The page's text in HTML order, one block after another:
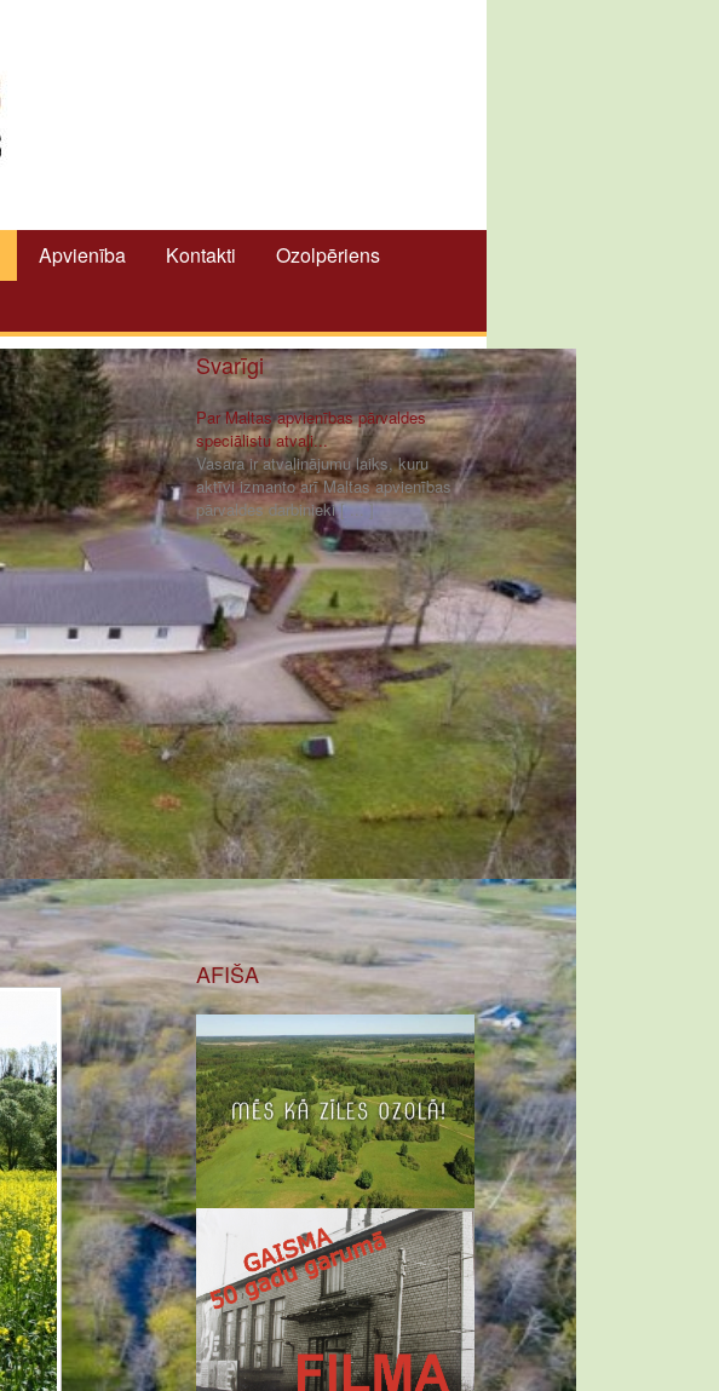
Apvienība Kontakti
Ozolpēriens
Svarīgi
Par Maltas apvienības pārvaldes
speciālistu atvaļi...
Vasara ir atvaļinājumu laiks, kuru
aktīvi izmanto arī Maltas apvienības
pārvaldes darbinieki [ ... ]
AFIŠA